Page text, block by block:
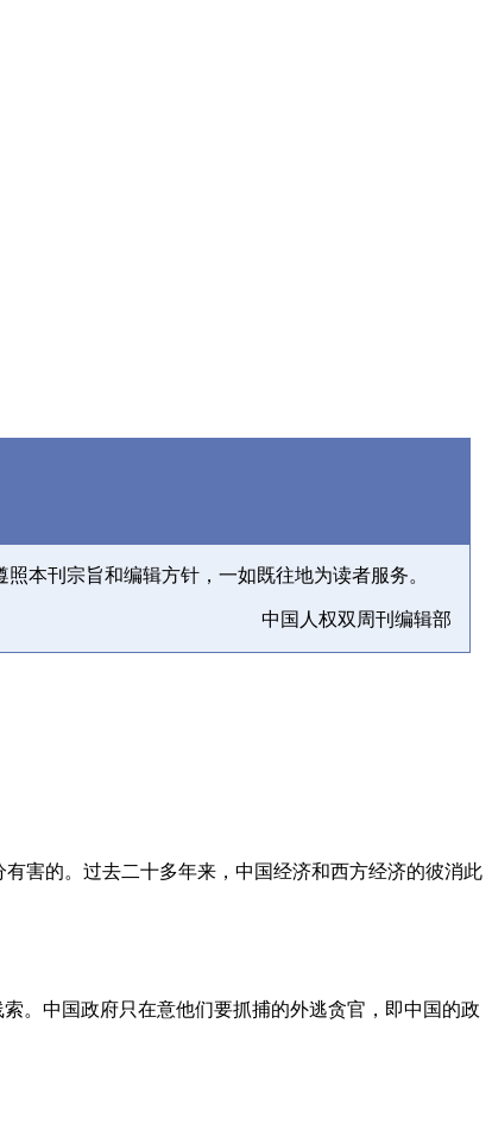
照本刊宗旨和编辑方针，一如既往地为读者服务。
中国人权双周刊编辑部
害的。过去二十多年来，中国经济和西方经济的彼消此
。中国政府只在意他们要抓捕的外逃贪官，即中国的政